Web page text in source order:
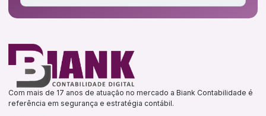
Com mais de 17 anos de atuação no mercado a Biank Contabilidade é
referência em segurança e estratégia contábil.